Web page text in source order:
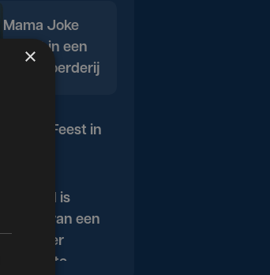
Mama Joke
woont in een
dorpsboerderij
UITTIP: Feest in
Armand is
'Peter' van een
Westtoer
fietsroute
×